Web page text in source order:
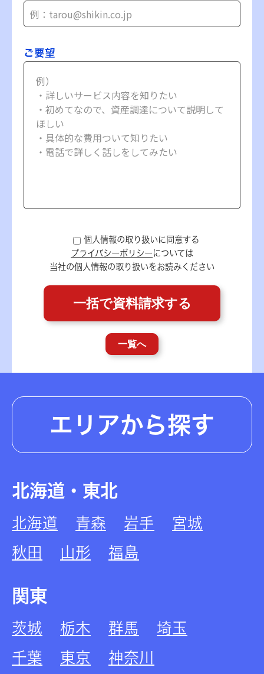
ご要望
個人情報の取り扱いに同意する
プライバシーポリシーについては
当社の個人情報の取り扱いをお読みください
一覧へ
エリアから探す
北海道・東北
北海道 青森 岩手
宮城
秋田
山形 福島
関東
茨城 栃木 群馬
埼玉
千葉
東京 神奈川